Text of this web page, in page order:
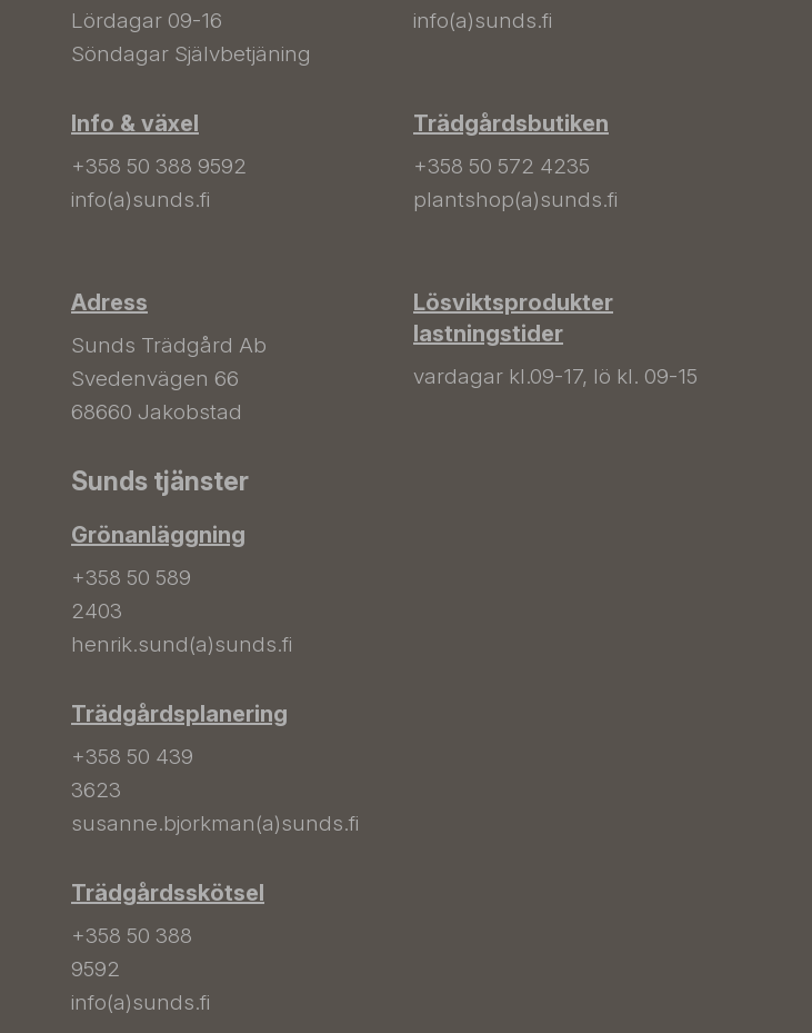
Lördagar 09-16
Söndagar Självbetjäning
Info & växel
+358 50 388 9592
info(a)sunds.fi
Adress
Sunds Trädgård Ab
Svedenvägen 66
68660 Jakobstad
info(a)sunds.fi
Trädgårdsbutiken
+358 50 572 4235
plantshop(a)sunds.fi
Lösviktsprodukter
lastningstider
vardagar kl.09-17, lö kl. 09-15
Sunds tjänster
Grönanläggning
+358 50 589
2403
henrik.sund(a)sunds.fi
Trädgårdsplanering
+358 50 439
3623
susanne.bjorkman(a)sunds.fi
Trädgårdsskötsel
+358 50 388
9592
info(a)sunds.fi